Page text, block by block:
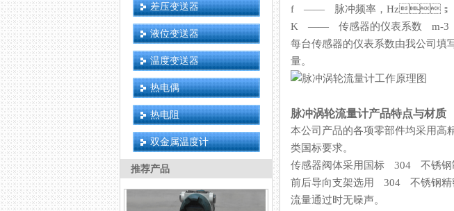
差压变送器
液位变送器
温度变送器
热电偶
热电阻
双金属温度计
推荐产品
f —— 脉冲频率，Hz
K —— 传感器的仪表系数 m-3
每台传感器的仪表系数由我公司填写
量。
脉冲涡轮流量计产品特点与材质
本公司产品的各项零部件均采用高精
类国标要求。
传感器阀体采用国标 304 不锈钢制
前后导向支架选用 304 不锈钢精密铸造
流量通过时无噪声。